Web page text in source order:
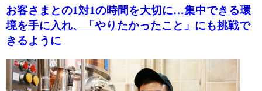
お客さまとの1対1の時間を大切に…集中できる環
境を手に入れ、「やりたかったこと」にも挑戦で
きるように